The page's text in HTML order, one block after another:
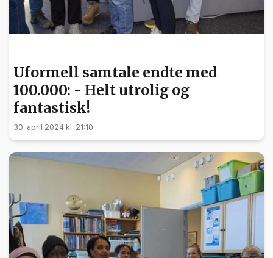
Uformell samtale endte med
100.000: - Helt utrolig og
fantastisk!
30. april 2024 kl. 21:10